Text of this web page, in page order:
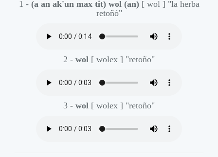
1 - (a an ak'un max tit) wol (an) [ wol ] "la herba
retoñó"
2 - wol [ wolex ] "retoño"
3 - wol [ wolex ] "retoño"